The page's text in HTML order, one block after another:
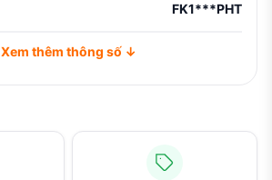
FK1***PHT
Xem thêm thông số ↓